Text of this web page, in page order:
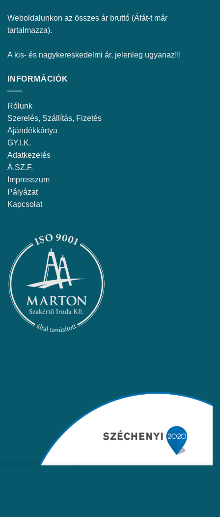
Weboldalunkon az összes ár bruttó (Áfát-t már
tartalmazza).
A kis- és nagykereskedelmi ár, jelenleg ugyanaz!!!
INFORMÁCIÓK
Rólunk
Szerelés, Szállítás, Fizetés
Ajándékkártya
GY.I.K.
Adatkezelés
Á.SZ.F.
Impresszum
Pályázat
Kapcsolat